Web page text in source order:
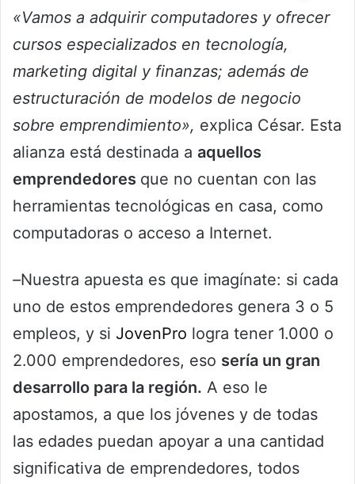
«Vamos a adquirir computadores y ofrecer
cursos especializados en tecnología,
marketing digital y finanzas; además de
estructuración de modelos de negocio
sobre emprendimiento», explica César. Esta
alianza está destinada a aquellos
emprendedores que no cuentan con las
herramientas tecnológicas en casa, como
computadoras o acceso a Internet.
–Nuestra apuesta es que imagínate: si cada
uno de estos emprendedores genera 3 o 5
empleos, y si JovenPro logra tener 1.000 o
2.000 emprendedores, eso sería un gran
desarrollo para la región. A eso le
apostamos, a que los jóvenes y de todas
las edades puedan apoyar a una cantidad
significativa de emprendedores, todos